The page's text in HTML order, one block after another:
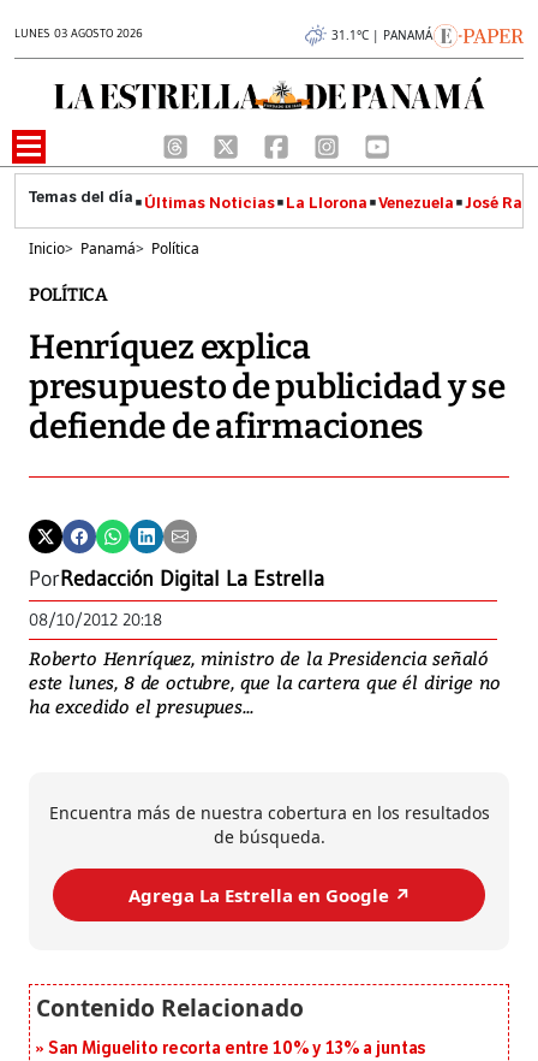
LUNES 03 AGOSTO 2026 31.1°C | PANAMÁ
Últimas Noticias La Llorona Venezuela José
Inicio> Panamá> Política
POLÍTICA
Henríquez explica
presupuesto de publicidad y se
defiende de afirmaciones
PorRedacción Digital La Estrella
08/10/2012 20:18
Roberto Henríquez, ministro de la Presidencia señaló
este lunes, 8 de octubre, que la cartera que él dirige no
ha excedido el presupues...
Encuentra más de nuestra cobertura en los resultados
de búsqueda.
Agrega La Estrella en Google ↗️
San Miguelito recorta entre 10% y 13% a juntas